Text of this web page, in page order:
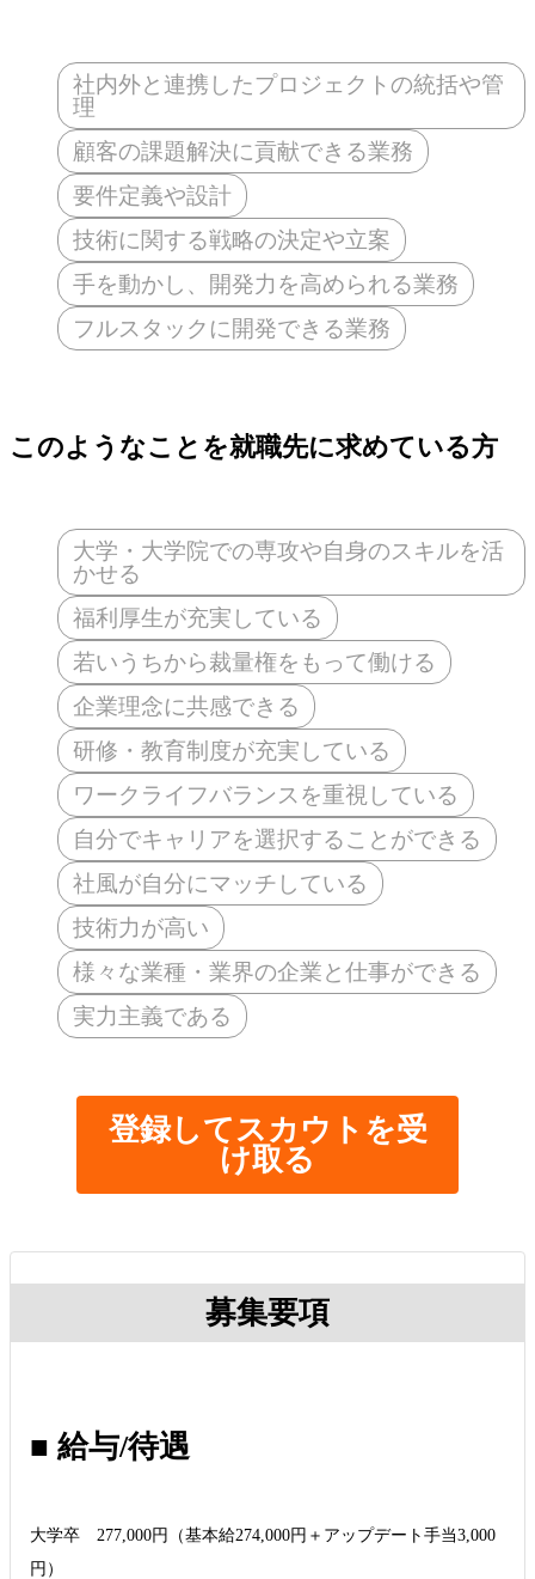
社内外と連携したプロジェクトの統括や管
理
顧客の課題解決に貢献できる業務
要件定義や設計
技術に関する戦略の決定や立案
手を動かし、開発力を高められる業務
フルスタックに開発できる業務
このようなことを就職先に求めている方
大学・大学院での専攻や自身のスキルを活
かせる
福利厚生が充実している
若いうちから裁量権をもって働ける
企業理念に共感できる
研修・教育制度が充実している
ワークライフバランスを重視している
自分でキャリアを選択することができる
社風が自分にマッチしている
技術力が高い
様々な業種・業界の企業と仕事ができる
実力主義である
登録してスカウトを受
け取る
募集要項
■ 給与/待遇
大学卒 277,000円（基本給274,000円＋アップデート手当3,000
円）